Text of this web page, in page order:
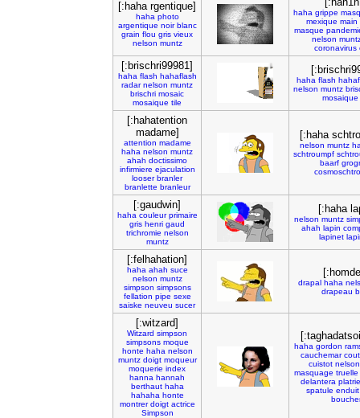
[:haha rgentique]
haha photo
argentique noir blanc
grain flou gris vieux
nelson muntz
haha grippe
mexique main
masque
nelson
coronavirus
[:brischri99981]
haha flash hahaflash
radar nelson muntz
brischri mosaic
mosaique tile
haha flash
nelson muntz
mosaique
[:hahatention
madame]
attention madame
haha nelson muntz
ahah doctissimo
infirmiere ejaculation
looser branler
branlette branleur
[:haha
nelson muntz
schtroumpf
baarf
[:gaudwin]
haha couleur primaire
gris henri gaud
trichromie nelson
muntz
[:haha
nelson muntz
ahah lapin
lapinet
[:felhahation]
haha ahah suce
nelson muntz
simpson simpsons
fellation pipe sexe
saiske neuveu sucer
drapal haha
drapeau
[:witzard]
Witzard simpson
simpsons moque
honte haha nelson
muntz doigt moqueur
moquerie index
hanna hannah
berthaut haha
hahaha honte
montrer doigt actrice
Simpson
haha gordon
cauchemar
cuistot nelson
masquage truelle
delantera
spatule enduit